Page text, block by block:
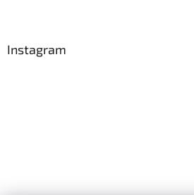
Instagram